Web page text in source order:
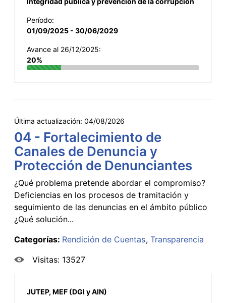
Período:
01/09/2025 - 30/06/2029
Avance al 26/12/2025:
20%
Última actualización: 04/08/2026
04 - Fortalecimiento de
Canales de Denuncia y
Protección de Denunciantes
¿Qué problema pretende abordar el compromiso?
Deficiencias en los procesos de tramitación y
seguimiento de las denuncias en el ámbito público
¿Qué solución...
Categorías: Rendición de Cuentas Transparencia
Visitas: 13527
JUTEP, MEF (DGI y AIN)